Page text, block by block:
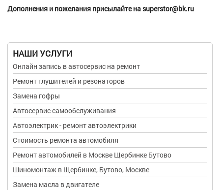
Дополнения и пожелания присылайте наsuperstor@bk.ru
НАШИ УСЛУГИ
Онлайн запись в автосервис на ремонт
Ремонт глушителей и резонаторов
Замена гофры
Автосервис самообслуживания
Автоэлектрик - ремонт автоэлектрики
Стоимость ремонта автомобиля
Ремонт автомобилей в Москве Щербинке Бутово
Шиномонтаж в Щербинке, Бутово, Москве
Замена масла в двигателе